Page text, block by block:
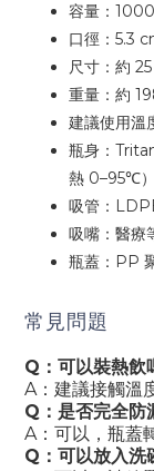
容量：
口徑：5.3
尺寸：約
重量：約
建議使用
瓶身：
熱 0–95℃）
吸管：
吸嘴：醫療
瓶蓋：PP
常見問題
Q：可以裝熱飲
A：建議接觸溫
Q：是否完全防
A：可以，瓶蓋
Q：可以放入洗